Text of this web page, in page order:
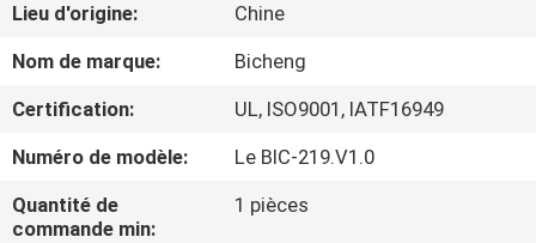
VIDÉOS
À
PROPOS
DE
Lieu d'origine:
Chine
Nom de marque:
Bicheng
Certification:
UL, ISO9001, IATF16949
Numéro de modèle:
Le BIC-219.V1.0
Quantité de
commande min:
1 pièces